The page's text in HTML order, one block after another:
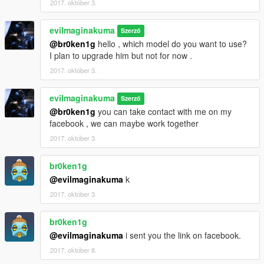
2017. október 3.
evilmaginakuma Szerző
@br0ken1g hello , which model do you want to use?
I plan to upgrade him but not for now .
2017. október 3.
evilmaginakuma Szerző
@br0ken1g you can take contact with me on my
facebook , we can maybe work together
2017. október 3.
br0ken1g
@evilmaginakuma k
2017. október 3.
br0ken1g
@evilmaginakuma i sent you the link on facebook.
2017. október 8.